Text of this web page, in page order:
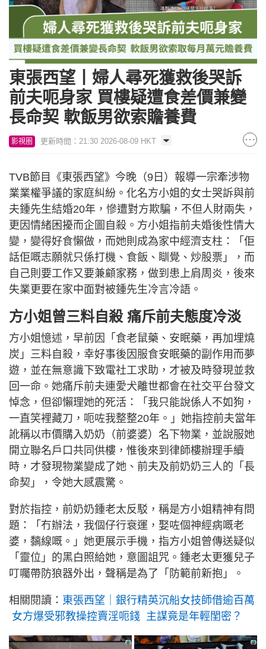
東張西望丨婦人尋死獲救後哭訴
前夫呃身家 買樓疑遭食差價兼變
長命契 軟飯男欲索贍養費
影視圈 更新時間：21:30 2026-08-09 HKT
TVB節目《東張西望》今晚（9日）報導一宗牽涉物
業業權爭議的家庭糾紛。化名方小姐的女士哭訴與前
夫鍾先生結婚20年，慘遭對方欺騙，不但人財兩失，
更因情緒困擾而企圖自殺。方小姐指前夫婚後性情大
變，變得好食懶做，而她則成為家中經濟支柱：「佢
話佢嘅志願就只係打機、食飯、瞓覺、炒股票」，而
自己則要工作又要兼顧家務，做到患上肩周炎，後來
失業更要在家中面對被鍾先生冷言冷語。
方小姐曾三料自殺 痛斥前夫態度冷淡
方小姐憶述，早前因「食老鼠藥、安眠藥，再加埋燒
炭」三料自殺，幸好事後因服食安眠藥的副作用而夢
遊，並在無意識下致電社工求助，才被及時發現並救
回一命。她痛斥前夫連愛犬離世都會在社交平台發文
悼念，但卻懶理她的死活：「我只能說係人不如狗，
一直笑裡藏刀，呃咗我整整20年。」她指控前夫當年
訛稱以市價購入奶奶（前婆婆）名下物業，並說服她
開立聯名戶口共同供樓，惟後來到律師樓辦理手續
時，才發現物業變成了她、前夫及前奶奶三人的「長
命契」，令她大感震驚。
對於指控，前奶奶鍾老太反駁，稱是方小姐精神有問
題：「冇辦法，我個仔行衰運，娶咗個神經病嘅老
婆，黐線嘅。」她更展示手機，指方小姐曾傳送疑似
「靈位」的黑白照給她，意圖詛咒。鍾老太更獲兒子
叮囑帶防狼器外出，聲稱是為了「防範前新抱」。
相關閱讀： 東張西望｜銀行精英沉船女技師借逾百萬
女方爆受邪教操控賣淫呃錢 主謀竟是年輕閨密？